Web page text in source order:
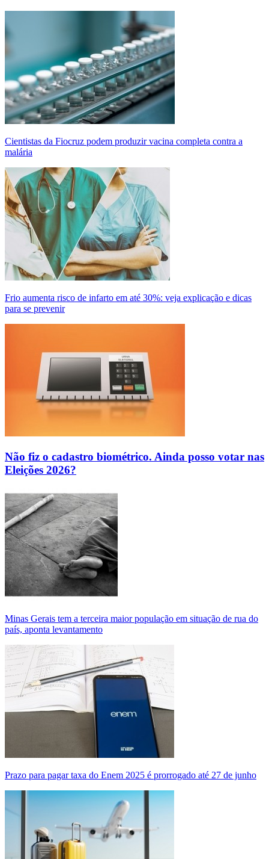
Cientistas da Fiocruz podem produzir vacina completa contra a
malária
Frio aumenta risco de infarto em até 30%: veja explicação e dicas
para se prevenir
Não fiz o cadastro biométrico. Ainda posso votar nas
Eleições 2026?
Minas Gerais tem a terceira maior população em situação de rua do
país, aponta levantamento
Prazo para pagar taxa do Enem 2025 é prorrogado até 27 de junho